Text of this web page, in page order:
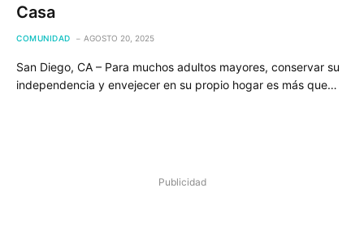
Casa
COMUNIDAD AGOSTO 20, 2025
San Diego, CA – Para muchos adultos mayores, conservar su
independencia y envejecer en su propio hogar es más que…
Publicidad